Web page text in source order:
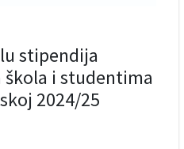
stipendija
i studentima
2024/25